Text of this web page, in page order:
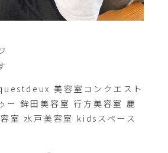
美容室コンクエスト
ー 鉾田美容室 行方美容室 鹿
室 水戸美容室 kidsスペース